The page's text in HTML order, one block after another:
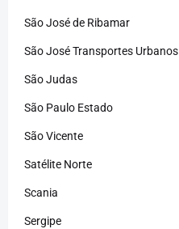
São José de Ribamar
São José Transportes Urbanos
São Judas
São Paulo Estado
São Vicente
Satélite Norte
Scania
Sergipe